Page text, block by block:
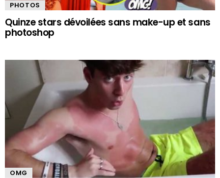
PHOTOS
Quinze stars dévoilées sans make-up et sans
photoshop
OMG